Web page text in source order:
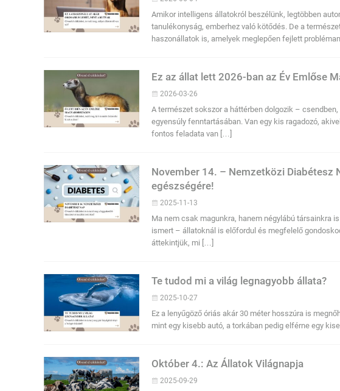
Amikor intelligens állatokról beszélünk, legtöbben
tanulékonyság, emberhez való kötődés. De a
haszonállatok is, amelyek meglepően fejlett
Ez az állat lett 2026-ban az Év Emlőse
2026-03-26
A természet sokszor a háttérben dolgozik –
egyensúly fenntartásában. Van egy kis ragadozó,
fontos feladata van […]
November 14. – Nemzetközi Diabétesz
egészségére!
2025-11-13
Ma nem csak magunkra, hanem négylábú társainkra
ismert – állatoknál is előfordul és megfelelő
áttekintjük, mi […]
Te tudod mi a világ legnagyobb állata​?
2025-10-27
Ez a lenyűgöző óriás akár 30 méter hosszúra is
mint egy kisebb autó, a torkában pedig elférne egy
Október 4.: Az Állatok Világnapja
2025-09-29